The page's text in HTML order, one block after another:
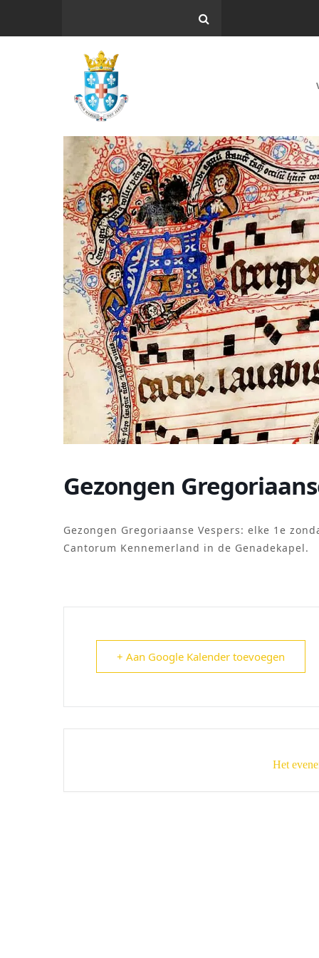
Gezongen
Gezongen Gregoriaanse Vespers: elke 1e
Cantorum Kennemerland in de Genadekapel.
+ Aan Google Kalender toevoegen
Het